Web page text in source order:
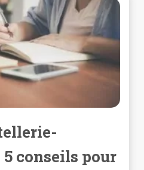
conseils pour